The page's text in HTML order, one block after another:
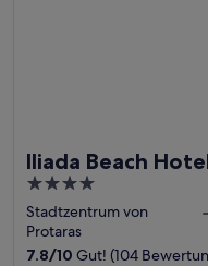
Iliada Beach
4
out
of
5
Stadtzentrum von
Protaras
‐
7.8/10 Gut! (104